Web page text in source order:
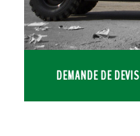
DEMANDE DE DEVIS